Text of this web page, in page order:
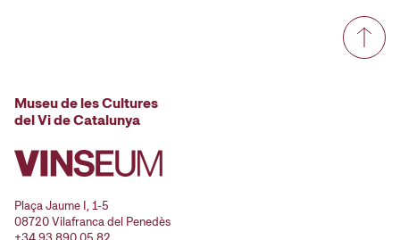
Museu de les Cultures
del Vi de Catalunya
Plaça Jaume I, 1-5
08720 Vilafranca del Penedès